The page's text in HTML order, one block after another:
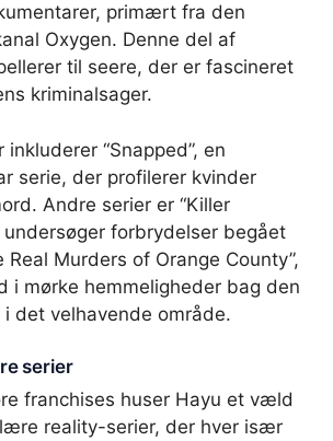
primært fra den
Oxygen. Denne del af
til seere, der er fascineret
kriminalsager.
“Snapped”, en
serie, der profilerer kvinder
Andre serier er “Killer
undersøger forbrydelser begået
Real Murders of Orange County”,
i mørke hemmeligheder bag den
det velhavende område.
serier
franchises huser Hayu et væld
reality-serier, der hver især